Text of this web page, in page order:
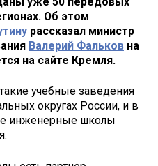
Об этом
рассказал министр
Валерий Фальков на
на сайте Кремля.
учебные заведения
округах России, и в
инженерные школы